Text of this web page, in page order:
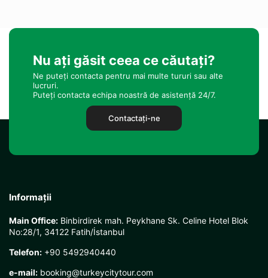
Nu ați găsit ceea ce căutați?
Ne puteți contacta pentru mai multe tururi sau alte
lucruri.
Puteți contacta echipa noastră de asistență 24/7.
Contactaţi-ne
Informații
Main Office: Binbirdirek mah. Peykhane Sk. Celine Hotel Blok
No:28/1, 34122 Fatih/İstanbul
Telefon: +90 5492940440
e-mail: booking@turkeycitytour.com